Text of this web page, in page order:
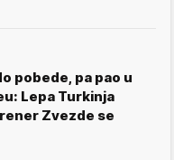
pobede, pa pao u
Lepa Turkinja
Zvezde se